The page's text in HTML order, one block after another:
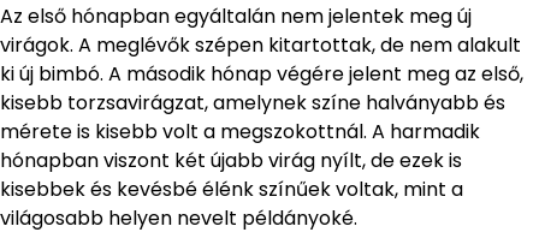
Az első hónapban egyáltalán nem jelentek meg új
virágok. A meglévők szépen kitartottak, de nem alakult
ki új bimbó. A második hónap végére jelent meg az első,
kisebb torzsavirágzat, amelynek színe halványabb és
mérete is kisebb volt a megszokottnál. A harmadik
hónapban viszont két újabb virág nyílt, de ezek is
kisebbek és kevésbé élénk színűek voltak, mint a
világosabb helyen nevelt példányoké.